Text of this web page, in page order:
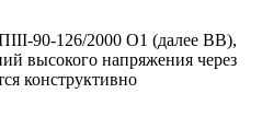
90-126/2000 О1 (далее ВВ),
высокого напряжения через
конструктивно